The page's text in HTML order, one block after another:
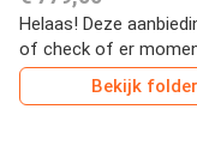
Helaas! Deze
of check of er
Bekijk folder